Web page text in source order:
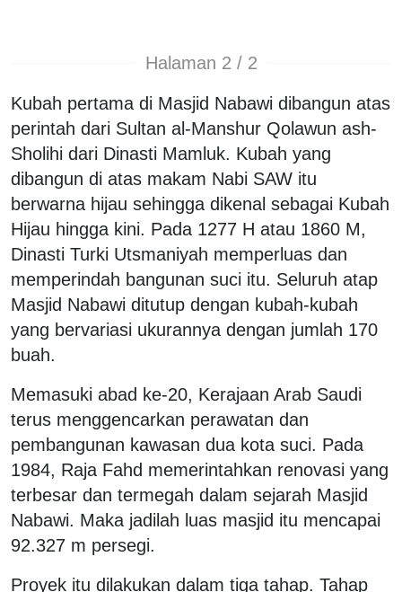
Halaman 2 / 2
Kubah pertama di Masjid Nabawi dibangun atas
perintah dari Sultan al-Manshur Qolawun ash-
Sholihi dari Dinasti Mamluk. Kubah yang
dibangun di atas makam Nabi SAW itu
berwarna hijau sehingga dikenal sebagai Kubah
Hijau hingga kini. Pada 1277 H atau 1860 M,
Dinasti Turki Utsmaniyah memperluas dan
memperindah bangunan suci itu. Seluruh atap
Masjid Nabawi ditutup dengan kubah-kubah
yang bervariasi ukurannya dengan jumlah 170
buah.
Memasuki abad ke-20, Kerajaan Arab Saudi
terus menggencarkan perawatan dan
pembangunan kawasan dua kota suci. Pada
1984, Raja Fahd memerintahkan renovasi yang
terbesar dan termegah dalam sejarah Masjid
Nabawi. Maka jadilah luas masjid itu mencapai
92.327 m persegi.
Proyek itu dilakukan dalam tiga tahap. Tahap